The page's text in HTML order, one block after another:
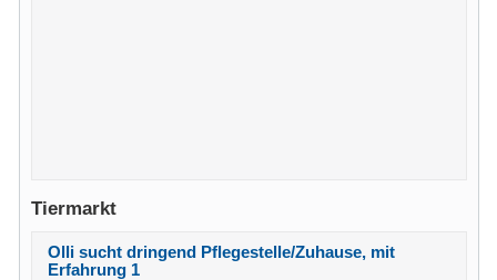
Tiermarkt
Olli sucht dringend Pflegestelle/Zuhause, mit
Erfahrung 1